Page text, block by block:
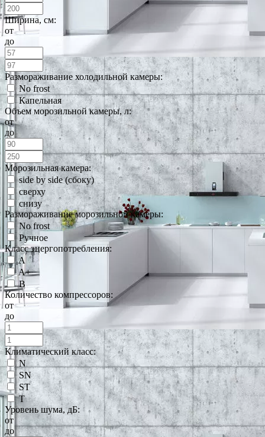
Ширина, см:
от
до
Размораживание холодильной камеры:
No frost
Капельная
Объем морозильной камеры, л:
от
до
Морозильная камера:
side by side (сбоку)
сверху
снизу
Размораживание морозильной камеры:
No frost
Ручное
Класс энергопотребления:
A
A+
B
Количество компрессоров:
от
до
Климатический класс:
N
SN
ST
T
Уровень шума, дБ:
от
до